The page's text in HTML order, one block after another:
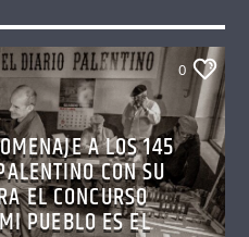
0
A LOS 145
CON SU
EL CONCURSO
PUEBLO ES EL